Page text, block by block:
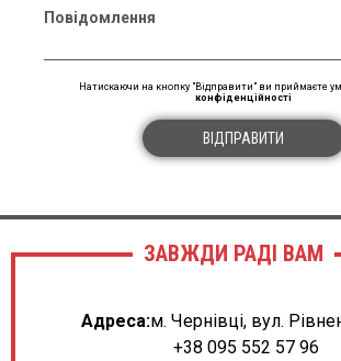
Повідомлення
Натискаючи на кнопку "Відправити" ви приймаєте
конфіденційності
ВІДПРАВИТИ
ЗАВЖДИ РАДІ ВАМ
Адреса:м. Чернівці, вул.
+38 095 552 57 96